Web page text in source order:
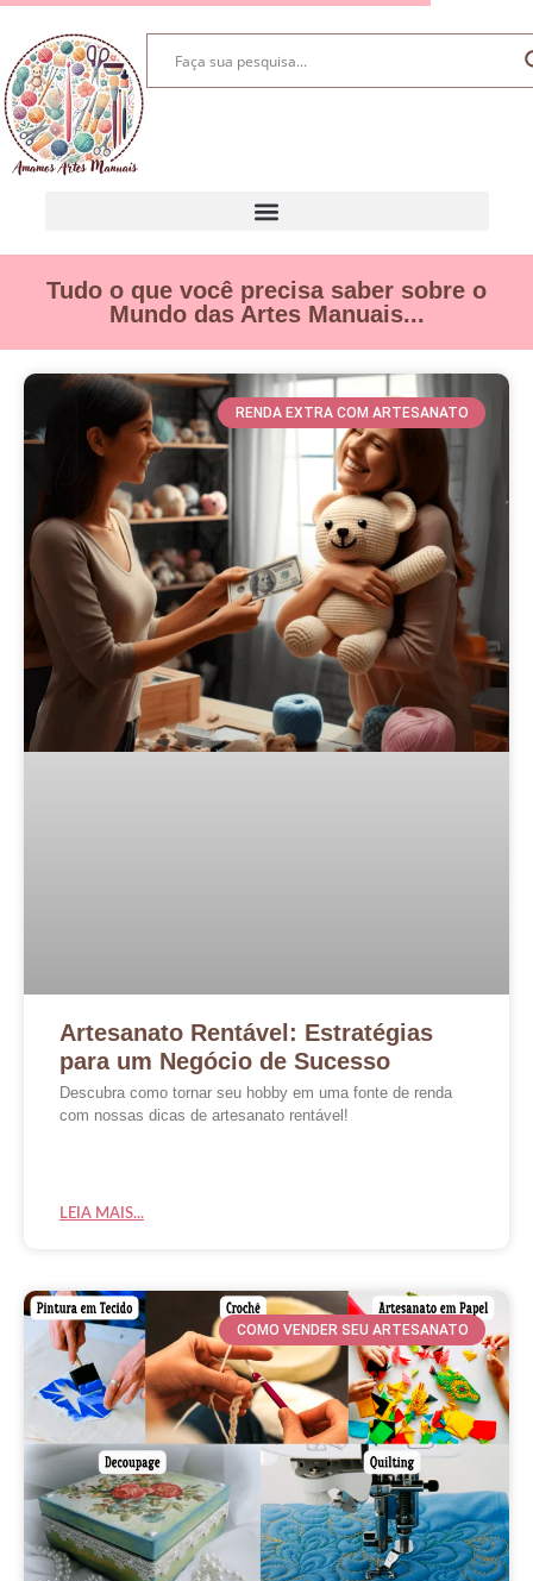
Tudo o que você precisa saber sobre o
Mundo das Artes Manuais...
RENDA EXTRA COM ARTESANATO
Artesanato Rentável: Estratégias
para um Negócio de Sucesso
Descubra como tornar seu hobby em uma fonte de renda
com nossas dicas de artesanato rentável!
LEIA MAIS...
COMO VENDER SEU ARTESANATO